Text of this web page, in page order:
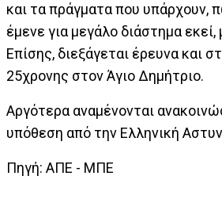
και τα πράγματα που υπάρχουν,
έμενε για μεγάλο διάστημα εκεί,
Επίσης, διεξάγεται έρευνα και
25χρονης στον Άγιο Δημήτριο.
Αργότερα αναμένονται
υπόθεση από την Ελληνική
Πηγή: ΑΠΕ - ΜΠΕ